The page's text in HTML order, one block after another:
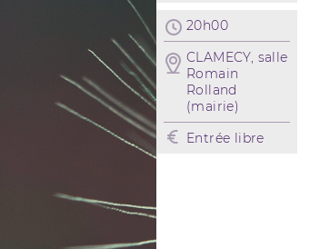
20h00
CLAMECY, salle
Romain
Rolland
(mairie)
Entrée libre